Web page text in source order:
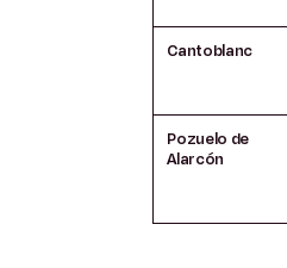
Cantoblanc
Pozuelo de
Alarcón